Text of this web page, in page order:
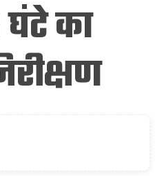
घंटे का